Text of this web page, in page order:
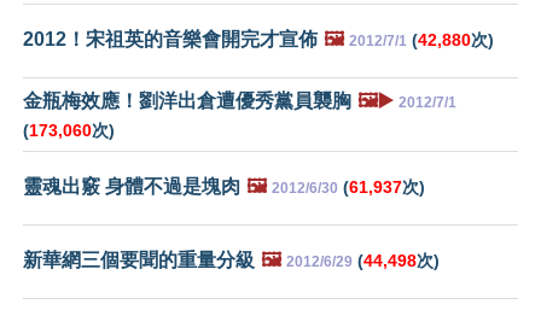
2012！宋祖英的音樂會開完才宣佈 🖼️ 2012/7/1 (42,880次)
金瓶梅效應！劉洋出倉遭優秀黨員襲胸 🖼️▶️ 2012/7/1
(173,060次)
靈魂出竅 身體不過是塊肉 🖼️ 2012/6/30 (61,937次)
新華網三個要聞的重量分級 🖼️ 2012/6/29 (44,498次)